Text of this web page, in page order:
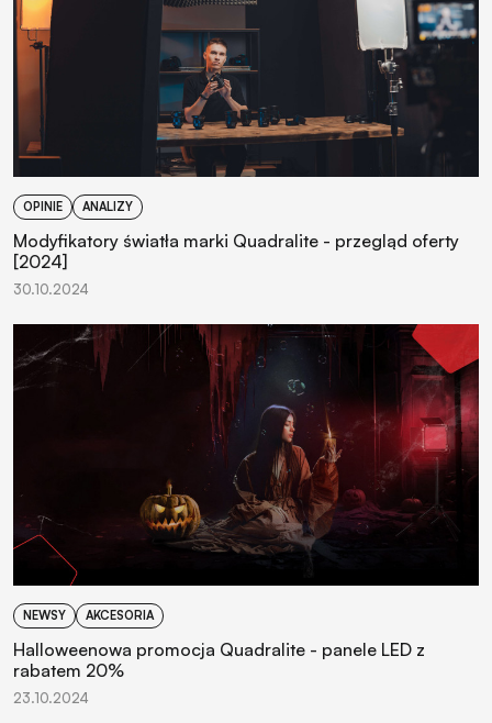
OPINIE ANALIZY
Modyfikatory światła marki Quadralite - przegląd oferty
[2024]
30.10.2024
NEWSY AKCESORIA
Halloweenowa promocja Quadralite - panele LED z
rabatem 20%
23.10.2024